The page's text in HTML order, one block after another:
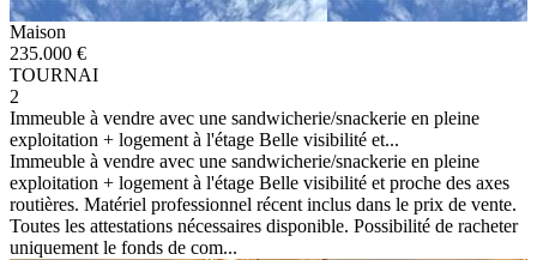
Maison
235.000 €
TOURNAI
2
Immeuble à vendre avec une sandwicherie/snackerie en pleine
exploitation + logement à l'étage Belle visibilité et...
Immeuble à vendre avec une sandwicherie/snackerie en pleine
exploitation + logement à l'étage Belle visibilité et proche des axes
routières. Matériel professionnel récent inclus dans le prix de vente.
Toutes les attestations nécessaires disponible. Possibilité de racheter
uniquement le fonds de com...